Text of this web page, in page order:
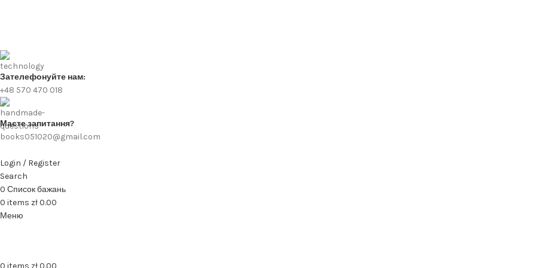
Зателефонуйте нам:
+48 570 470 018
Маєте запитання?
books051020@gmail.com
Login / Register
Search
0 Список бажань
0 items zł0.00
Меню
0 items zł0.00